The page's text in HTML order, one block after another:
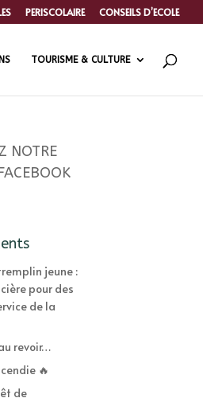
PERISCOLAIRE CONSEILS D’ECOLE
TOURISME & CULTURE
NOTRE
jeune :
pour des
de la
au revoir…
🔥
de